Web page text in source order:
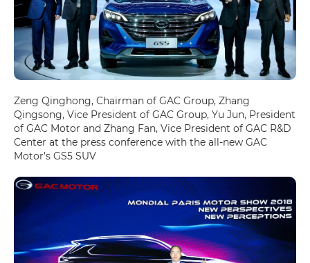
Zeng Qinghong, Chairman of GAC Group, Zhang
Qingsong, Vice President of GAC Group, Yu Jun, President
of GAC Motor and Zhang Fan, Vice President of GAC R&D
Center at the press conference with the all-new GAC
Motor’s GS5 SUV